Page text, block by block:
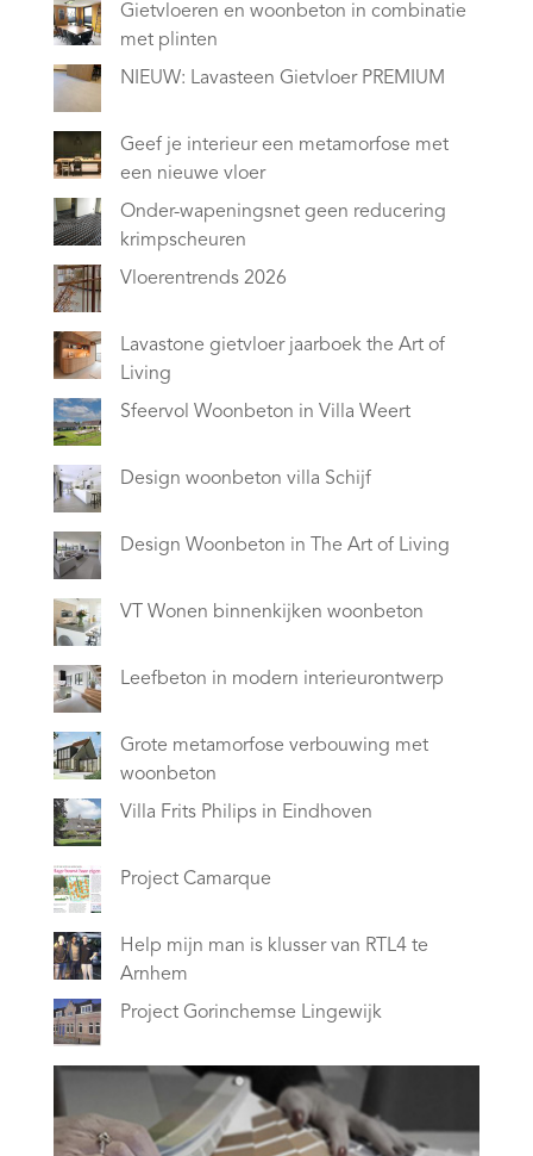
Gietvloeren en woonbeton in combinatie
met plinten
NIEUW: Lavasteen Gietvloer PREMIUM
Geef je interieur een metamorfose met
een nieuwe vloer
Onder-wapeningsnet geen reducering
krimpscheuren
Vloerentrends 2026
Lavastone gietvloer jaarboek the Art of
Living
Sfeervol Woonbeton in Villa Weert
Design woonbeton villa Schijf
Design Woonbeton in The Art of Living
VT Wonen binnenkijken woonbeton
Leefbeton in modern interieurontwerp
Grote metamorfose verbouwing met
woonbeton
Villa Frits Philips in Eindhoven
Project Camarque
Help mijn man is klusser van RTL4 te
Arnhem
Project Gorinchemse Lingewijk